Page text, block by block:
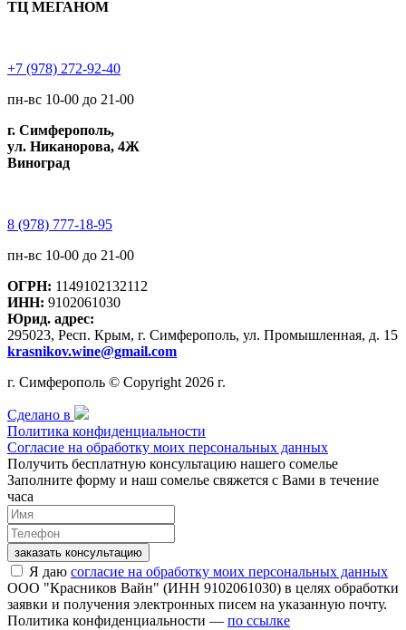
ТЦ МЕГАНОМ
+7 (978) 272-92-40
пн-вс 10-00 до 21-00
г. Симферополь,
ул. Никанорова, 4Ж
Виноград
8 (978) 777-18-95
пн-вс 10-00 до 21-00
ОГРН: 1149102132112
ИНН: 9102061030
Юрид. адрес:
295023, Респ. Крым, г. Симферополь, ул. Промышленная, д. 15
krasnikov.wine@gmail.com
г. Симферополь © Copyright 2026 г.
Сделано в
Политика конфиденциальности
Согласие на обработку моих персональных данных
Получить бесплатную консультацию нашего сомелье
Заполните форму и наш сомелье свяжется с Вами в течение
часа
заказать консультацию
Я даю согласие на обработку моих персональных данных
ООО "Красников Вайн" (ИНН 9102061030) в целях обработки
заявки и получения электронных писем на указанную почту.
Политика конфиденциальности — по ссылке